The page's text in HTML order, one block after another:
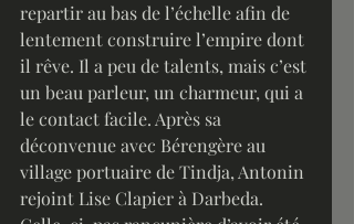
repartir au bas de l’échelle afin de
lentement construire l’empire dont
il rêve. Il a peu de talents, mais c’est
un beau parleur, un charmeur, qui a
le contact facile. Après sa
déconvenue avec Bérengère au
village portuaire de Tindja, Antonin
rejoint Lise Clapier à Darbeda.